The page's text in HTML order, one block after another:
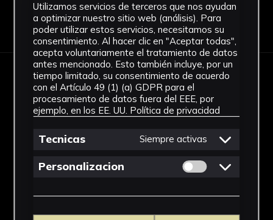
Descargar Ficha
IMÁGENES
Utilizamos servicios de terceros que nos ayudan
a optimizar nuestro sitio web (análisis). Para
poder utilizar estos servicios, necesitamos su
consentimiento. Al hacer clic en "Aceptar todas",
acepta voluntariamente el tratamiento de datos
antes mencionado. Esto también incluye, por un
tiempo limitado, su consentimiento de acuerdo
con el Artículo 49 (1) (a) GDPR para el
procesamiento de datos fuera del EEE, por
ejemplo, en los EE. UU. Política de privacidad
Tecnicas Siempre activas
Personalizacion Permitir cookies